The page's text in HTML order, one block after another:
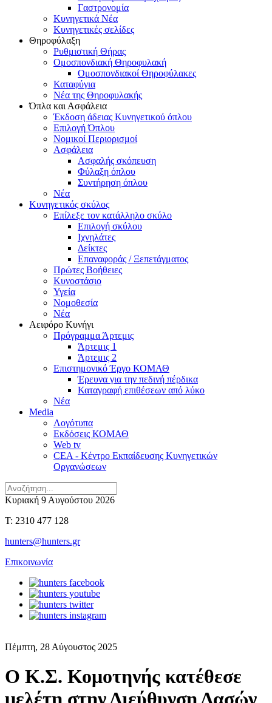
Γαστρονομία
Κυνηγετικά Νέα
Κυνηγετικές σελίδες
Θηροφύλαξη
Ρυθμιστική Θήρας
Ομοσπονδιακή Θηροφυλακή
Oμοσπονδιακοί Θηροφύλακες
Καταφύγια
Νέα της Θηροφυλακής
Όπλα και Ασφάλεια
Έκδοση άδειας Κυνηγετικού όπλου
Επιλογή Όπλου
Νομικοί Περιορισμοί
Ασφάλεια
Ασφαλής σκόπευση
Φύλαξη όπλου
Συντήρηση όπλου
Νέα
Κυνηγετικός σκύλος
Επίλεξε τον κατάλληλο σκύλο
Επιλογή σκύλου
Ιχνηλάτες
Δείκτες
Επαναφοράς / Ξεπετάγματος
Πρώτες Βοήθειες
Κυνοστάσιο
Υγεία
Νομοθεσία
Νέα
Αειφόρο Κυνήγι
Πρόγραμμα Άρτεμις
Άρτεμις 1
Άρτεμις 2
Επιστημονικό Έργο ΚΟΜΑΘ
Έρευνα για την πεδινή πέρδικα
Καταγραφή επιθέσεων από λύκο
Νέα
Media
Λογότυπα
Εκδόσεις ΚΟΜΑΘ
Web tv
CEA - Κέντρο Εκπαίδευσης Κυνηγετικών
Οργανώσεων
Κυριακή 9 Αυγούστου 2026
T: 2310 477 128
hunters@hunters.gr
Επικοινωνία
Πέμπτη, 28 Αύγουστος 2025
Ο Κ.Σ. Κομοτηνής κατέθεσε